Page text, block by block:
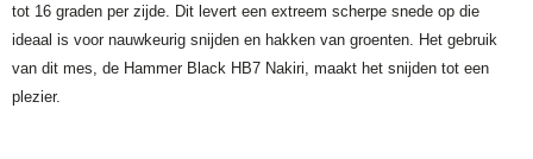
tot 16 graden per zijde. Dit levert een extreem scherpe snede op die
ideaal is voor nauwkeurig snijden en hakken van groenten. Het gebruik
van dit mes, de Hammer Black HB7 Nakiri, maakt het snijden tot een
plezier.